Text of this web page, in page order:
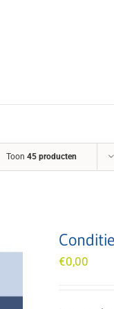
Toon 45 producten
€0,00